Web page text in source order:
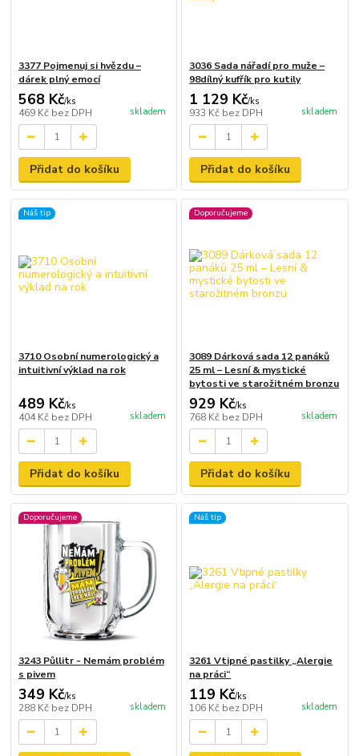
3377 Pojmenuj si hvězdu –
dárek plný emocí
568 Kč/ks
469 Kč bez DPH skladem
Přidat do košíku
3036 Sada nářadí pro muže –
98dílný kufřík pro kutily
1 129 Kč/ks
933 Kč bez DPH skladem
Přidat do košíku
Náš tip
3710 Osobní numerologický a
intuitivní výklad na rok
489 Kč/ks
404 Kč bez DPH skladem
Přidat do košíku
Doporučujeme
3089 Dárková sada 12 panáků
25 ml – Lesní & mystické
bytosti ve starožitném bronzu
929 Kč/ks
768 Kč bez DPH skladem
Přidat do košíku
Doporučujeme
3243 Půllitr - Nemám problém
s pivem
349 Kč/ks
288 Kč bez DPH skladem
Náš tip
3261 Vtipné pastilky „Alergie
na práci“
119 Kč/ks
106 Kč bez DPH skladem